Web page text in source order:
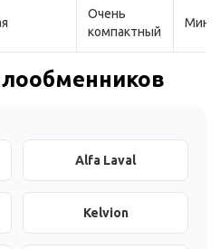
Очень
компактный
Alfa Laval
Kelvion